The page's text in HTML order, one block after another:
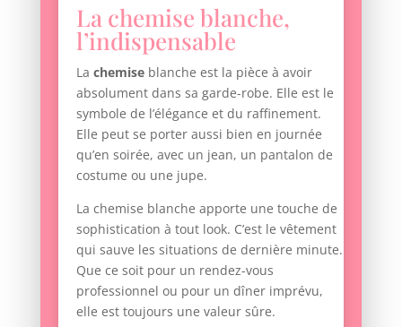
La chemise blanche,
l’indispensable
La chemiseblanche est la pièce à avoir
absolument dans sa garde-robe. Elle est le
symbole de l’élégance et du raffinement.
Elle peut se porter aussi bien en journée
qu’en soirée, avec un jean, un pantalon de
costume ou une jupe.
La chemise blanche apporte une touche de
sophistication à tout look. C’est le vêtement
qui sauve les situations de dernière minute.
Que ce soit pour un rendez-vous
professionnel ou pour un dîner imprévu,
elle est toujours une valeur sûre.